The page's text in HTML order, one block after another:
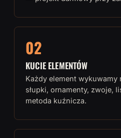
02
KUCIE ELEMENTÓW
Każdy element
słupki, ornamenty, zwoje,
metoda kuźnicza.